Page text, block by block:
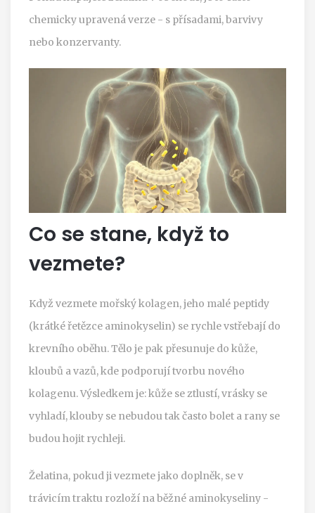
chemicky upravená verze - s přísadami, barvivy
nebo konzervanty.
Co se stane, když to
vezmete?
Když vezmete mořský kolagen, jeho malé peptidy
(krátké řetězce aminokyselin) se rychle vstřebají do
krevního oběhu. Tělo je pak přesunuje do kůže,
kloubů a vazů, kde podporují tvorbu nového
kolagenu. Výsledkem je: kůže se ztlustí, vrásky se
vyhladí, klouby se nebudou tak často bolet a rany se
budou hojit rychleji.
Želatina, pokud ji vezmete jako doplněk, se v
trávicím traktu rozloží na běžné aminokyseliny -